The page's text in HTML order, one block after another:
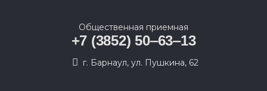
Общественная приемная
+7 (3852) 50‒63‒13
г. Барнаул, ул. Пушкина, 62